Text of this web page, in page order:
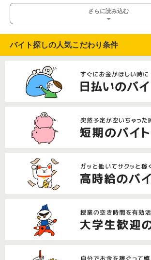
さらに読み込む
バイト探しの人気こだわり条件